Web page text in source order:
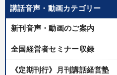
講話音声・動画カテゴリー
新刊音声・動画のご案内
全国経営者セミナー収録
《定期刊行》月刊講話経営塾